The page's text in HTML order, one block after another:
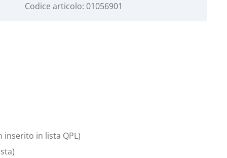
Codice articolo: 01056901
inserito in lista QPL)